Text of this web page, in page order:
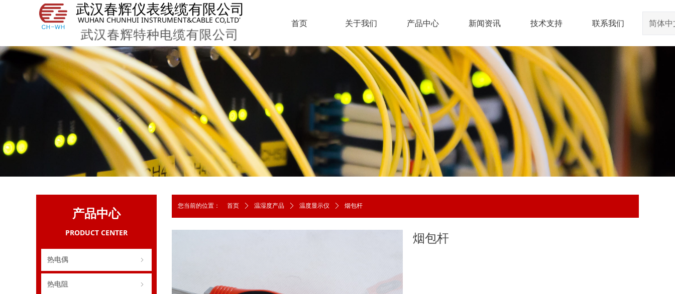
首页 关于我们 产品中心 新闻资讯 技术支持 联系我们 简体中
武汉春辉特种电缆有限公司
武汉春辉仪表线缆有限公司
WUHAN CHUNHUI INSTRUMENT&CABLE CO,LTD'
产品中心
PRODUCT CENTER
ꁇ
热电偶
ꁇ
热电阻
您当前的位置： 首页 ꄲ 温湿度产品 ꄲ 温度显示仪 ꄲ 烟包杆
烟包杆